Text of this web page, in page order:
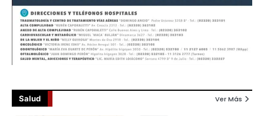
Salud Ver Más